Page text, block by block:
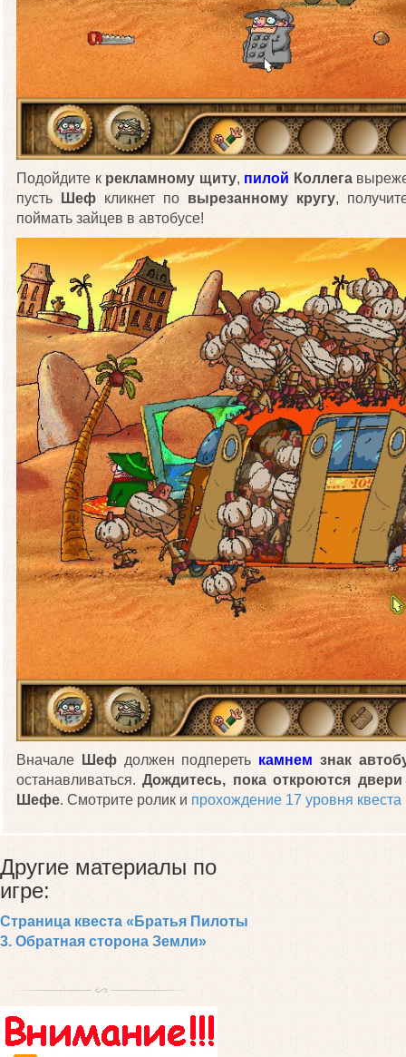
Подойдите к рекламному щиту, пилой Коллега
пусть Шеф кликнет по вырезанному кругу,
поймать зайцев в автобусе!
Вначале Шефдолжен подпереть камнем знак
останавливаться.Дождитесь, пока откроются двери
Шефе. Смотрите ролик и прохождение 17 уровня
Другие материалы по
игре:
Страница квеста «Братья Пилоты
3. Обратная сторона Земли»